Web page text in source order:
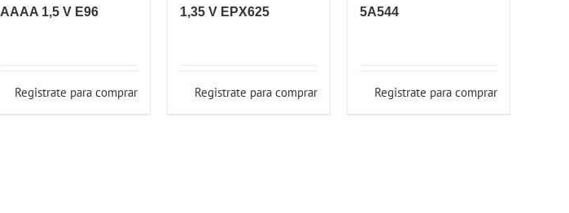
AAAA 1,5 V E96
Registrate para comprar
1,35 V EPX625
Registrate para comprar
5A544
Registrate para comprar